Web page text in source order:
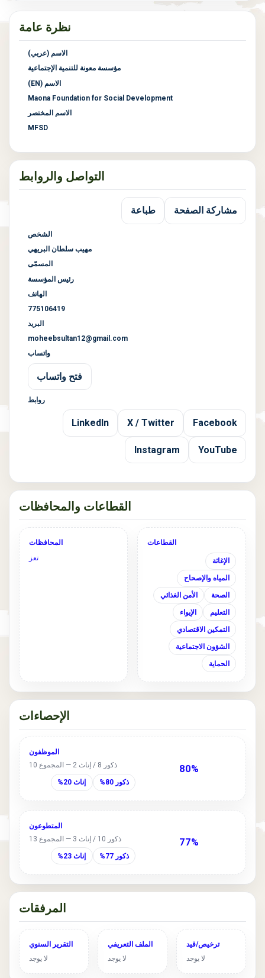
نظرة عامة
الاسم (عربي)
مؤسسة معونة للتنمية الإجتماعية
الاسم (EN)
Maona Foundation for Social Development
الاسم المختصر
MFSD
التواصل والروابط
مشاركة الصفحة طباعة
الشخص
مهيب سلطان البريهي
المسمّى
رئيس المؤسسة
الهاتف
775106419
البريد
moheebsultan12@gmail.com
واتساب
فتح واتساب
روابط
Facebook
X / Twitter
LinkedIn
YouTube
Instagram
القطاعات والمحافظات
القطاعات
الإغاثة
المياه والإصحاح
الصحة الأمن الغذائي
التعليم الإيواء
التمكين الاقتصادي
الشؤون الاجتماعية
الحماية
المحافظات
تعز
الإحصاءات
80%
الموظفون
ذكور 8 / إناث 2 — المجموع 10
ذكور 80% إناث 20%
77%
المتطوعون
ذكور 10 / إناث 3 — المجموع 13
ذكور 77% إناث 23%
المرفقات
ترخيص/قيد
لا يوجد
الملف التعريفي
لا يوجد
التقرير السنوي
لا يوجد